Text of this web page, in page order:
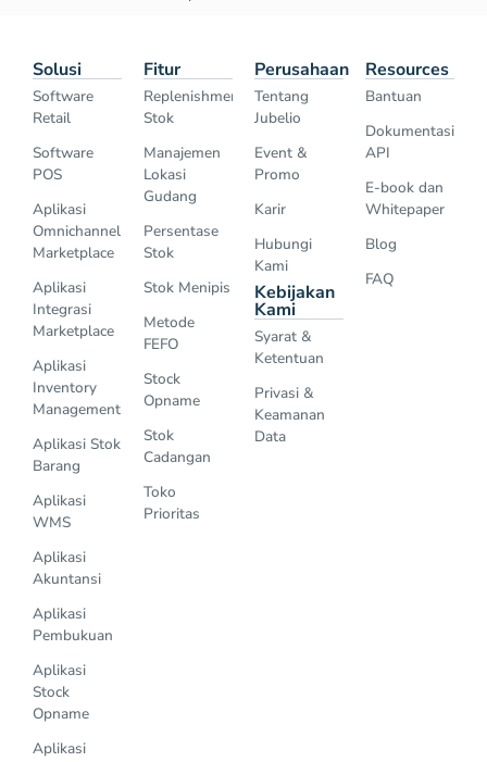
Solusi
Software
Retail
Software
POS
Aplikasi
Omnichannel
Marketplace
Aplikasi
Integrasi
Marketplace
Aplikasi
Inventory
Management
Aplikasi Stok
Barang
Aplikasi
WMS
Aplikasi
Akuntansi
Aplikasi
Pembukuan
Aplikasi
Stock
Opname
Aplikasi
Fitur
Replenishment
Stok
Manajemen
Lokasi
Gudang
Persentase
Stok
Stok Menipis
Metode
FEFO
Stock
Opname
Stok
Cadangan
Toko
Prioritas
Perusahaan
Tentang
Jubelio
Event &
Promo
Karir
Hubungi
Kami
Kebijakan
Kami
Syarat &
Ketentuan
Privasi &
Keamanan
Data
Resources
Bantuan
Dokumentasi
API
E-book dan
Whitepaper
Blog
FAQ